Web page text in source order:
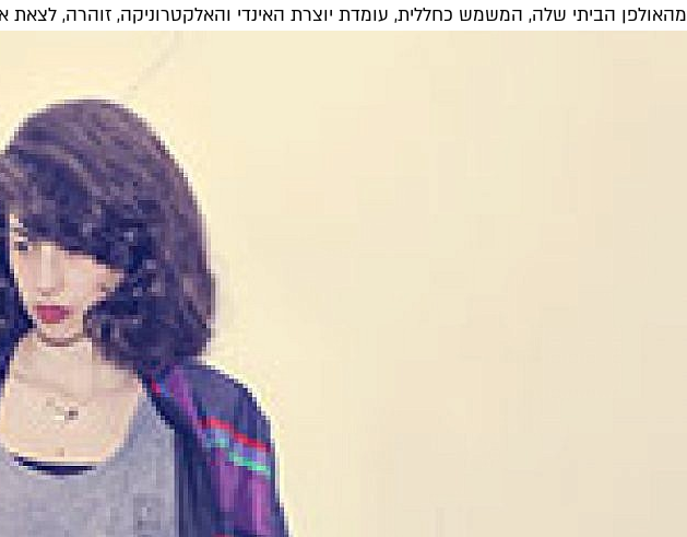
מהאולפן הביתי שלה, המשמש כחללית, עומדת יוצרת האינדי והאלקטרוניקה, זוהרה, לצאת